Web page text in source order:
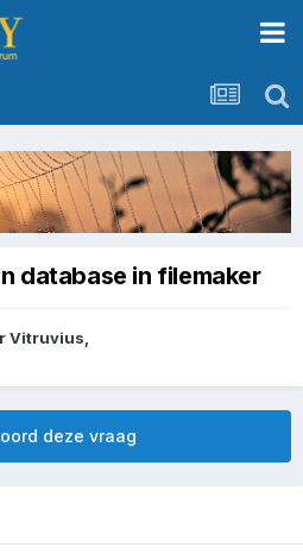
database in filemaker
Vitruvius
deze vraag